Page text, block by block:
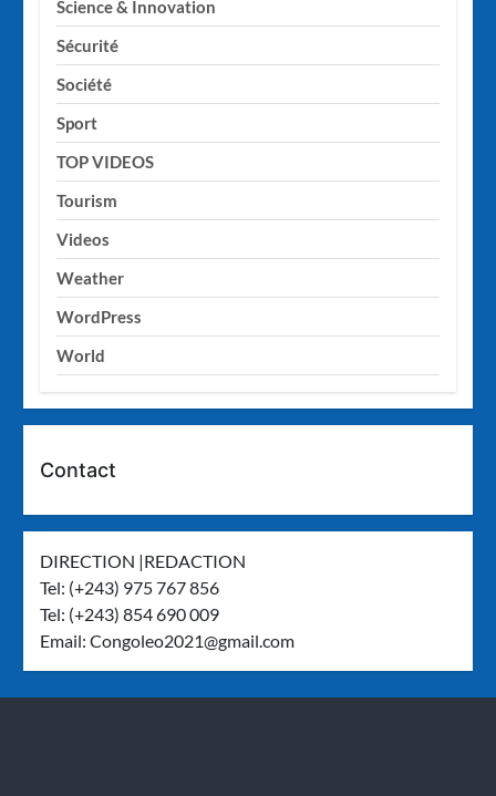
Science & Innovation
Sécurité
Société
Sport
TOP VIDEOS
Tourism
Videos
Weather
WordPress
World
Contact
DIRECTION |REDACTION
Tel: (+243) 975 767 856
Tel: (+243) 854 690 009
Email:Congoleo2021@gmail.com